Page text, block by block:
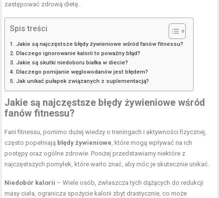
zastępować zdrową dietę.
Spis treści
Jakie są najczęstsze błędy żywieniowe wśród fanów fitnessu?
Dlaczego ignorowanie kalorii to poważny błąd?
Jakie są skutki niedoboru białka w diecie?
Dlaczego pomijanie węglowodanów jest błędem?
Jak unikać pułapek związanych z suplementacją?
Jakie są najczęstsze błędy żywieniowe wśród
fanów fitnessu?
Fani fitnessu, pomimo dużej wiedzy o treningach i aktywności fizycznej,
często popełniają błędy żywieniowe, które mogą wpływać na ich
postępy oraz ogólne zdrowie. Poniżej przedstawiamy niektóre z
najczęstszych pomyłek, które warto znać, aby móc je skutecznie unikać.
Niedobór kalorii – Wiele osób, zwłaszcza tych dążących do redukcji
masy ciała, ogranicza spożycie kalorii zbyt drastycznie, co może